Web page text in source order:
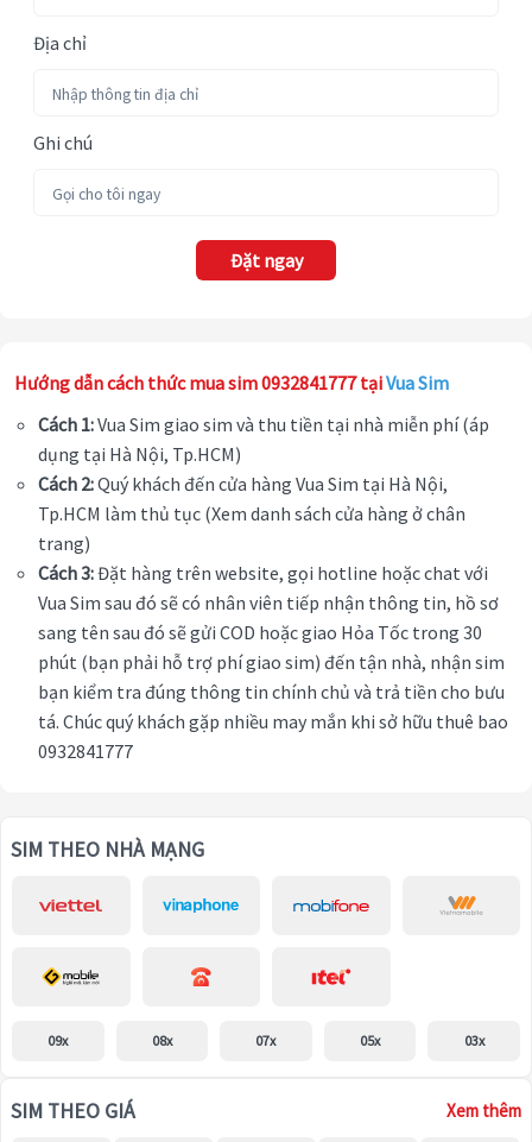
Địa chỉ
Ghi chú
Đặt ngay
Hướng dẫn cách thức mua sim 0932841777 tạiVua Sim
Cách 1:Vua Sim giao sim và thu tiền tại nhà miễn phí (áp
dụng tại Hà Nội, Tp.HCM)
Cách 2:Quý khách đến cửa hàng Vua Sim tại Hà Nội,
Tp.HCM làm thủ tục (Xem danh sách cửa hàng ở chân
trang)
Cách 3:Đặt hàng trên website, gọi hotline hoặc chat với
Vua Sim sau đó sẽ có nhân viên tiếp nhận thông tin, hồ sơ
sang tên sau đó sẽ gửi COD hoặc giao Hỏa Tốc trong 30
phút (bạn phải hỗ trợ phí giao sim) đến tận nhà, nhận sim
bạn kiểm tra đúng thông tin chính chủ và trả tiền cho bưu
tá. Chúc quý khách gặp nhiều may mắn khi sở hữu thuê bao
0932841777
SIM THEO NHÀ MẠNG
09x 08x 07x 05x 03x
SIM THEO GIÁ Xem thêm